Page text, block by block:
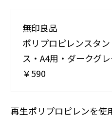
無印良品
ポリプロピレンスタ
ス・A4用・ダークグ
￥590
再生ポリプロピレンを使